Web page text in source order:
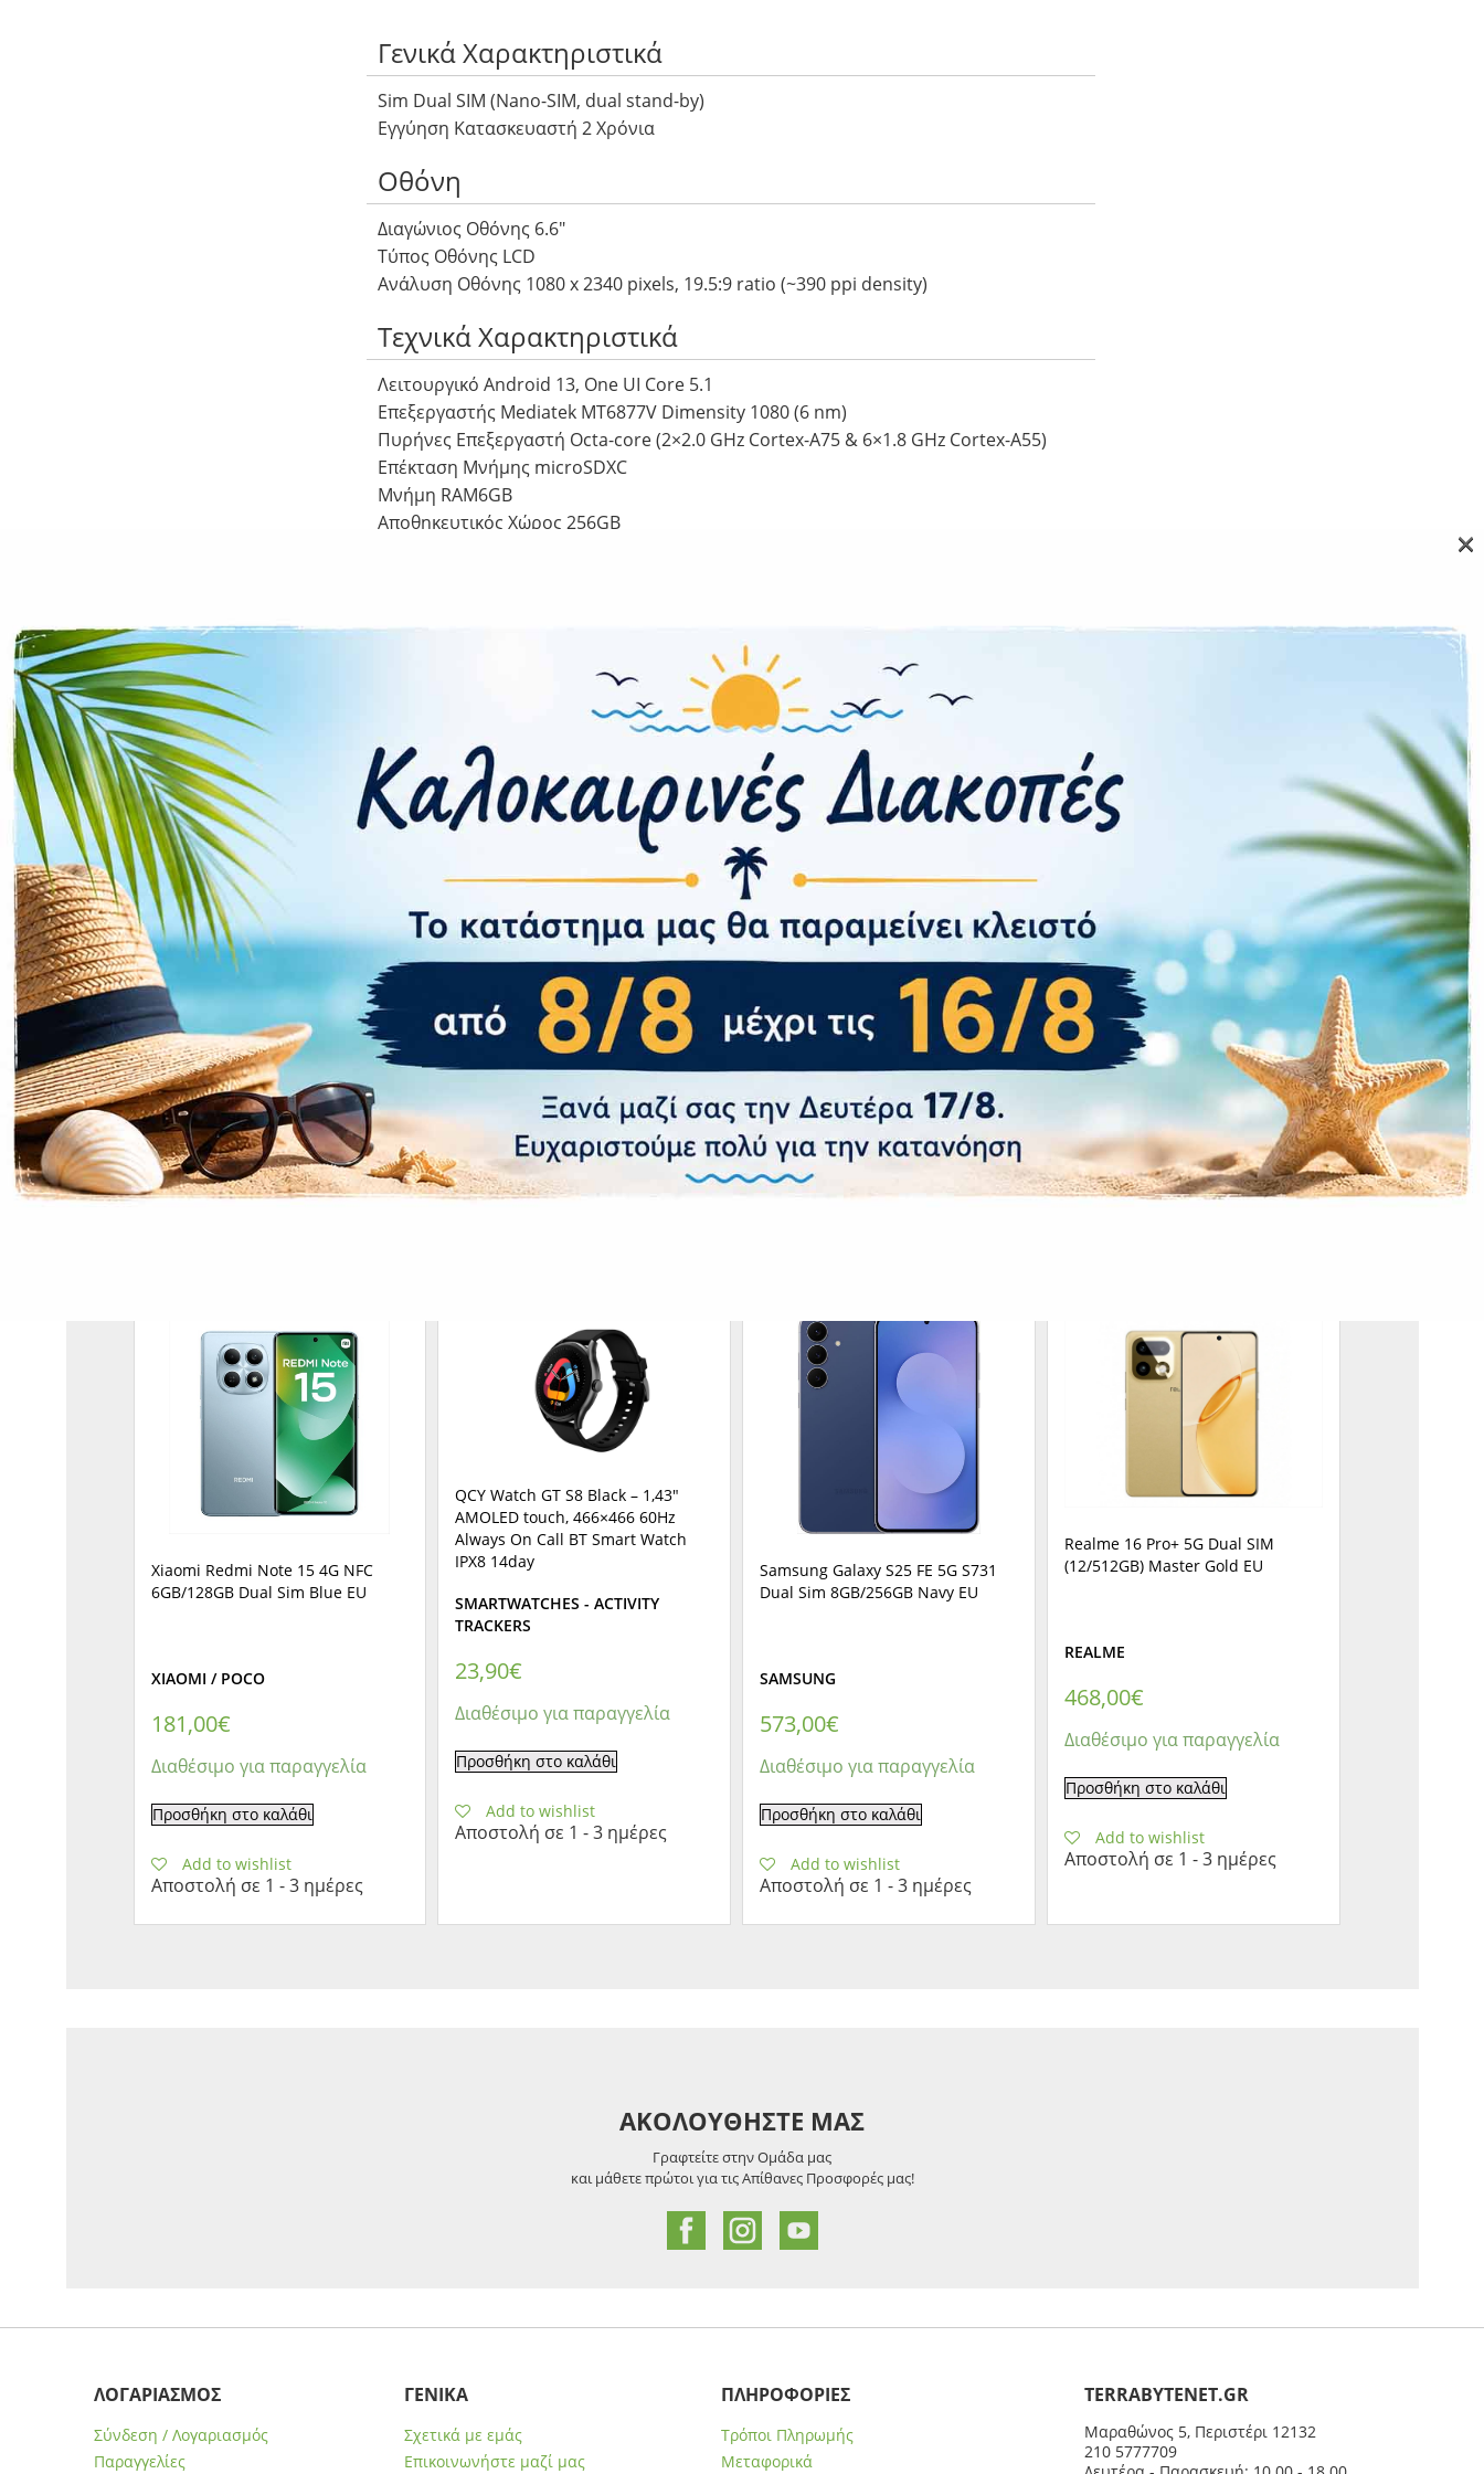
Γενικά Χαρακτηριστικά
Sim Dual SIM (Nano-SIM, dual stand-by)
Εγγύηση Κατασκευαστή 2 Χρόνια
Οθόνη
Διαγώνιος Οθόνης 6.6″
Τύπος Οθόνης LCD
Ανάλυση Οθόνης 1080 x 2340 pixels, 19.5:9 ratio (~390 ppi density)
Τεχνικά Χαρακτηριστικά
Λειτουργικό Android 13, One UI Core 5.1
Επεξεργαστής Mediatek MT6877V Dimensity 1080 (6 nm)
Πυρήνες Επεξεργαστή Octa-core (2×2.0 GHz Cortex-A75 & 6×1.8 GHz Cortex-A55)
Επέκταση Μνήμης microSDXC
Μνήμη RAM6GB
Αποθηκευτικός Χώρος 256GB
Πίσω 48 MP, f/1.8, 26mm (wide), 1/2.0″, 0.8µm, PDAF, OIS 8 MP, f/2.2, 123˚, (ultrawide),
Μπροστά 13 MP, f/2.2, (wide), 1/3.1″, 1.12µm
Συνδεσιμότητα
Δίκτυο 4G
WLAN Ναι
Wi-Fi Hotspot Ναι
NFC Όχι
Πρόσθετα
Αφαιρούμενη Μπαταρία Όχι
Χωρητικότητα Μπαταρίας 5000 mAh (Fast charging 18W)
Δακτυλικό αποτύπωμα Ναι
Xiaomi Redmi Note 15 4G NFC
6GB/128GB Dual Sim Blue EU
XIAOMI / POCO
181,00€
Διαθέσιμο για παραγγελία
Προσθήκη στο καλάθι
Add to wishlist
Αποστολή σε 1 - 3 ημέρες
QCY Watch GT S8 Black – 1,43″
AMOLED touch, 466×466 60Hz
Always On Call BT Smart Watch
IPX8 14day
SMARTWATCHES - ACTIVITY
TRACKERS
23,90€
Διαθέσιμο για παραγγελία
Προσθήκη στο καλάθι
Add to wishlist
Αποστολή σε 1 - 3 ημέρες
Samsung Galaxy S25 FE 5G S731
Dual Sim 8GB/256GB Navy EU
SAMSUNG
573,00€
Διαθέσιμο για παραγγελία
Προσθήκη στο καλάθι
Add to wishlist
Αποστολή σε 1 - 3 ημέρες
Realme 16 Pro+ 5G Dual SIM
(12/512GB) Master Gold EU
REALME
468,00€
Διαθέσιμο για παραγγελία
Προσθήκη στο καλάθι
Add to wishlist
Αποστολή σε 1 - 3 ημέρες
ΑΚΟΛΟΥΘΗΣΤΕ ΜΑΣ
Γραφτείτε στην Ομάδα μας
και μάθετε πρώτοι για τις Απίθανες Προσφορές μας!
ΛΟΓΑΡΙΑΣΜΟΣ
Σύνδεση / Λογαριασμός
Παραγγελίες
ΓΕΝΙΚΑ
Σχετικά με εμάς
Επικοινωνήστε μαζί μας
ΠΛΗΡΟΦΟΡΙΕΣ
Τρόποι Πληρωμής
Μεταφορικά
ΤERRABYTENET.GR
Μαραθώνος 5, Περιστέρι 12132
210 5777709
×